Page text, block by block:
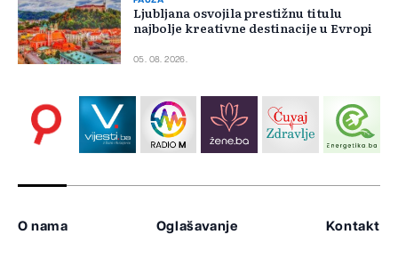
Ljubljana osvojila prestižnu titulu
najbolje kreativne destinacije u Evropi
05. 08. 2026.
O nama Oglašavanje Kontakt